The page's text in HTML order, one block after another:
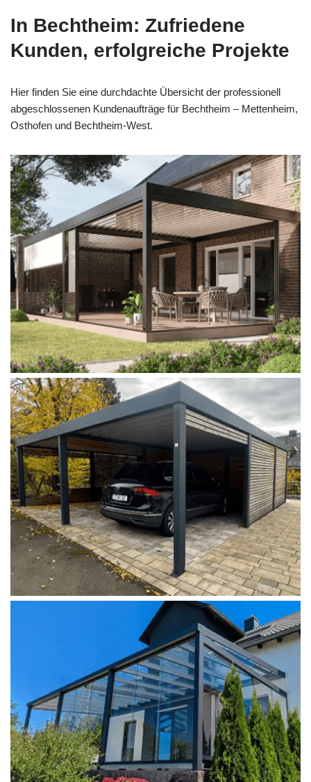
In Bechtheim: Zufriedene
Kunden, erfolgreiche Projekte
Hier finden Sie eine durchdachte Übersicht der professionell
abgeschlossenen Kundenaufträge für Bechtheim – Mettenheim,
Osthofen und Bechtheim-West.